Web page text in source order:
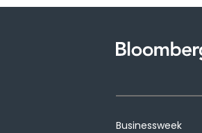
Businessweek